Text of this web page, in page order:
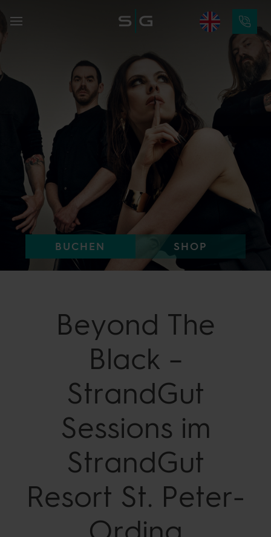
BUCHEN SHOP
Beyond The
Black –
StrandGut
Sessions im
StrandGut
Resort St. Peter-